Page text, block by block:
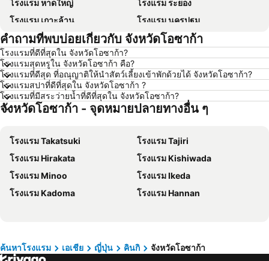
โรงแรม หาดใหญ่
โรงแรม ระยอง
โรงแรม เกาะล้าน
โรงแรม นครปฐม
โรงแรม นครราชสีมา
โรงแรม ซินยี่
โรงแรม เขาหลัก
โรงแรม อุดรธานี
โรงแรม ศรีราชา
โรงแรม กระบี่
โรงแรม นครนายก
โรงแรม นครพนม
โรงแรม Schaffhausen
โรงแรม มัลดีฟส์
โรงแรม ภาคตะวันออกเฉียงเหนือ
โรงแรม มาเก๊า
โรงแรม บาหลี
โรงแรม เกาะลังกาวี
โรงแรม ปีนัง
โรงแรม บาห์เรน
โรงแรม จอร์เจีย
โรงแรม เกาะช้าง
โรงแรม เขตเมืองหลวงบรัสเซลส์
คำถามที่พบบ่อยเกี่ยวกับ จังหวัดโอซาก้า
โรงแรมที่ดีที่สุดใน จังหวัดโอซาก้า?
โรงแรมสุดหรูใน จังหวัดโอซาก้า คือ?
โรงแรมที่ดีสุด ที่อณุญาติให้นำสัตว์เลี้ยงเข้าพักด้วยได้ จังหวัดโอซาก้า?
โรงแรมสปาที่ดีที่สุดใน จังหวัดโอซาก้า ?
โรงแรมที่มีสระว่ายน้ำที่ดีที่สุดใน จังหวัดโอซาก้า?
จังหวัดโอซาก้า - จุดหมายปลายทางอื่น ๆ
โรงแรม Takatsuki
โรงแรม Tajiri
โรงแรม Hirakata
โรงแรม Kishiwada
โรงแรม Minoo
โรงแรม Ikeda
โรงแรม Kadoma
โรงแรม Hannan
ค้นหาโรงแรม เอเชีย ญี่ปุ่น คินกิ จังหวัดโอซาก้า